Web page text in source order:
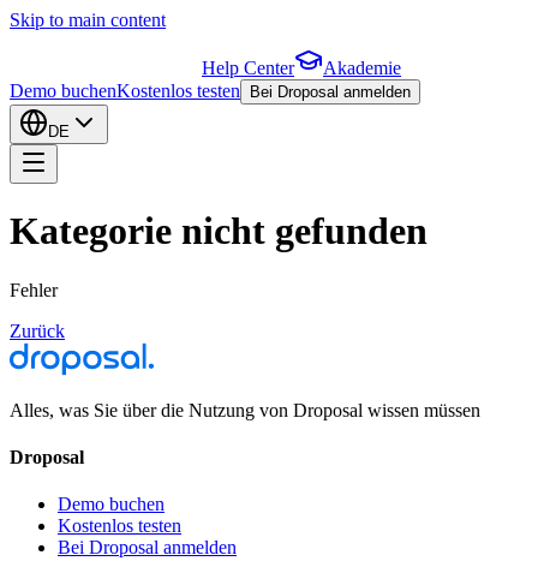
Skip to main content
Help Center
Akademie
Demo buchenKostenlos testen Bei Droposal anmelden
DE
Kategorie nicht gefunden
Fehler
Zurück
Alles, was Sie über die Nutzung von Droposal wissen müssen
Droposal
Demo buchen
Kostenlos testen
Bei Droposal anmelden